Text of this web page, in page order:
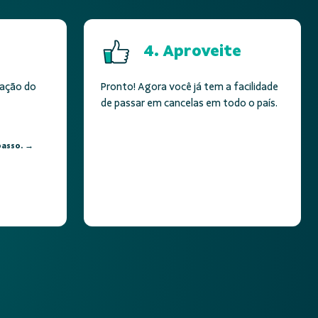
do
→
4. Aproveite
Pronto! Agora você já tem a facilidade
de passar em cancelas em todo o país.